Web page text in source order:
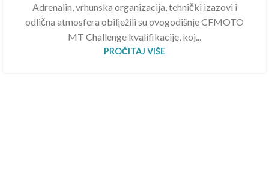
Adrenalin, vrhunska organizacija, tehnički izazovi i
odlična atmosfera obilježili su ovogodišnje CFMOTO
MT Challenge kvalifikacije, koj...
PROČITAJ VIŠE